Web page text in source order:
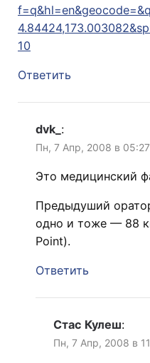
10
Ответить
dvk_ :
Пн, 7 Апр, 2008 в 05:27
Этo медицинский
Предыдуший
одно и тоже — 88
Point).
Ответить
Стас Кулеш:
Пн, 7 Апр, 2008 в